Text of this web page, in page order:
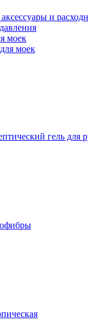
аксессуары и
моек
моек
гель для